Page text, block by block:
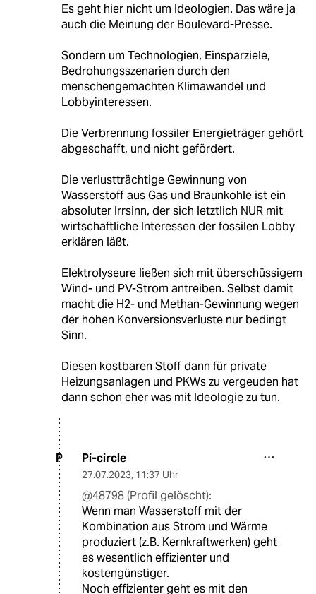
Es geht hier nicht um Ideologien. Das wäre ja
auch die Meinung der Boulevard-Presse.
Sondern um Technologien, Einsparziele,
Bedrohungsszenarien durch den
menschengemachten Klimawandel und
Lobbyinteressen.
Die Verbrennung fossiler Energieträger gehört
abgeschafft, und nicht gefördert.
Die verlustträchtige Gewinnung von
Wasserstoff aus Gas und Braunkohle ist ein
absoluter Irrsinn, der sich letztlich NUR mit
wirtschaftliche Interessen der fossilen Lobby
erklären läßt.
Elektrolyseure ließen sich mit überschüssigem
Wind- und PV-Strom antreiben. Selbst damit
macht die H2- und Methan-Gewinnung wegen
der hohen Konversionsverluste nur bedingt
Sinn.
Diesen kostbaren Stoff dann für private
Heizungsanlagen und PKWs zu vergeuden hat
dann schon eher was mit Ideologie zu tun.
P Pi-circle
27.07.2023, 11:37 Uhr
@48798 (Profil gelöscht):
Wenn man Wasserstoff mit der
Kombination aus Strom und Wärme
produziert (z.B. Kernkraftwerken) geht
es wesentlich effizienter und
kostengünstiger.
Noch effizienter geht es mit den